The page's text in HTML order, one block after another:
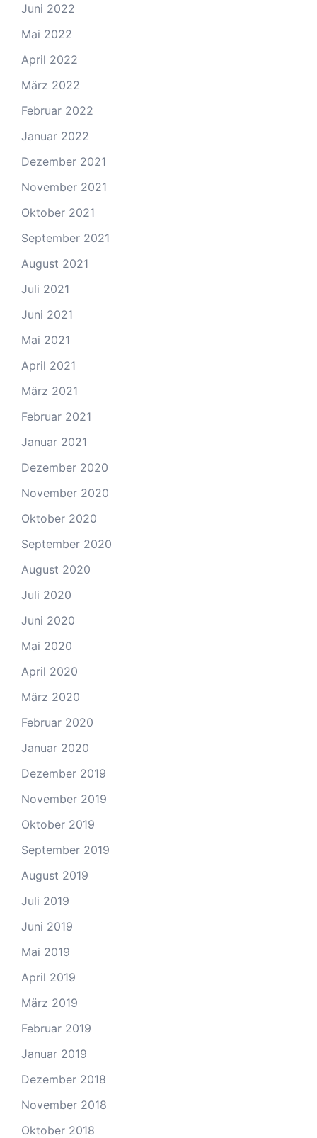
Juni 2022
Mai 2022
April 2022
März 2022
Februar 2022
Januar 2022
Dezember 2021
November 2021
Oktober 2021
September 2021
August 2021
Juli 2021
Juni 2021
Mai 2021
April 2021
März 2021
Februar 2021
Januar 2021
Dezember 2020
November 2020
Oktober 2020
September 2020
August 2020
Juli 2020
Juni 2020
Mai 2020
April 2020
März 2020
Februar 2020
Januar 2020
Dezember 2019
November 2019
Oktober 2019
September 2019
August 2019
Juli 2019
Juni 2019
Mai 2019
April 2019
März 2019
Februar 2019
Januar 2019
Dezember 2018
November 2018
Oktober 2018